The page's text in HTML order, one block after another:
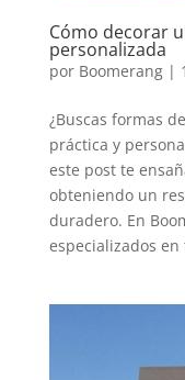
Cómo decorar
personalizada
por Boomerang|
¿Buscas formas
práctica y
este post te
obteniendo un
duradero. En
especializados